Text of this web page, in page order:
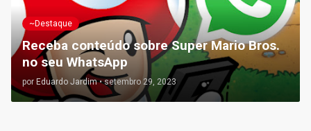
~Destaque
Receba conteúdo sobre Super Mario Bros.
no seu WhatsApp
por Eduardo Jardim • setembro 29, 2023